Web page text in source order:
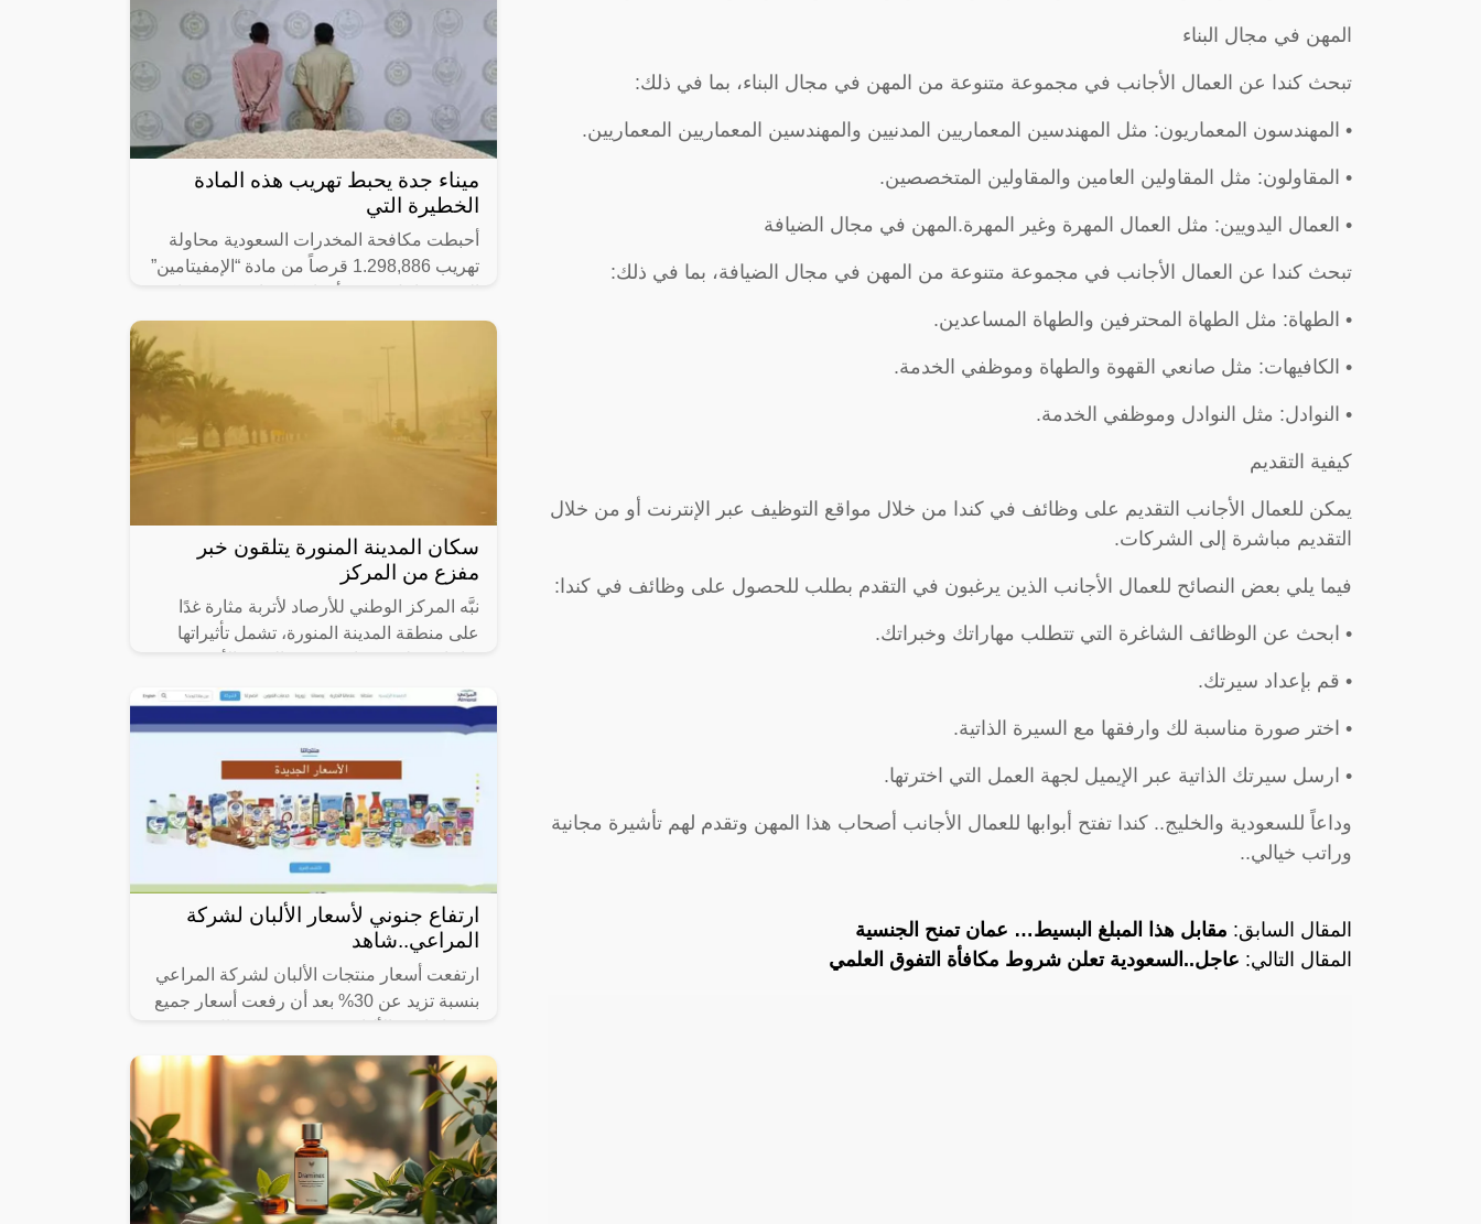
المهن في مجال البناء
تبحث كندا عن العمال الأجانب في مجموعة متنوعة من المهن في مجال البناء، بما في ذلك:
• المهندسون المعماريون: مثل المهندسين المعماريين المدنيين والمهندسين المعماريين المعماريين.
• المقاولون: مثل المقاولين العامين والمقاولين المتخصصين.
• العمال اليدويين: مثل العمال المهرة وغير المهرة.المهن في مجال الضيافة
تبحث كندا عن العمال الأجانب في مجموعة متنوعة من المهن في مجال الضيافة، بما في ذلك:
• الطهاة: مثل الطهاة المحترفين والطهاة المساعدين.
• الكافيهات: مثل صانعي القهوة والطهاة وموظفي الخدمة.
• النوادل: مثل النوادل وموظفي الخدمة.
كيفية التقديم
يمكن للعمال الأجانب التقديم على وظائف في كندا من خلال مواقع التوظيف عبر الإنترنت أو من خلال
التقديم مباشرة إلى الشركات.
فيما يلي بعض النصائح للعمال الأجانب الذين يرغبون في التقدم بطلب للحصول على وظائف في كندا:
• ابحث عن الوظائف الشاغرة التي تتطلب مهاراتك وخبراتك.
• قم بإعداد سيرتك.
• اختر صورة مناسبة لك وارفقها مع السيرة الذاتية.
• ارسل سيرتك الذاتية عبر الإيميل لجهة العمل التي اخترتها.
وداعاً للسعودية والخليج.. كندا تفتح أبوابها للعمال الأجانب أصحاب هذا المهن وتقدم لهم تأشيرة مجانية
وراتب خيالي..
المقال السابق: مقابل هذا المبلغ البسيط… عمان تمنح الجنسية
المقال التالي: عاجل..السعودية تعلن شروط مكافأة التفوق العلمي
ميناء جدة يحبط تهريب هذه المادة
الخطيرة التي
أحبطت مكافحة المخدرات السعودية محاولة
تهريب 1.298,886 قرصاً من مادة “الإمفيتامين”
جدة الإسلامي، بالتنسيق مع هيئة
سكان المدينة المنورة يتلقون خبر
مفزع من المركز
نبَّه المركز الوطني للأرصاد لأتربة مثارة غدًا
على منطقة المدينة المنورة، تشمل تأثيراتها
5) كم على محافظتَي
ارتفاع جنوني لأسعار الألبان لشركة
المراعي..شاهد
ارتفعت أسعار منتجات الألبان لشركة المراعي
بنسبة تزيد عن 30% بعد أن رفعت أسعار جميع
ريال.